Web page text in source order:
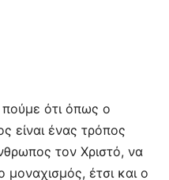
πούμε ότι όπως ο
είναι ένας τρόπος
τον Χριστό, να
έτσι και ο